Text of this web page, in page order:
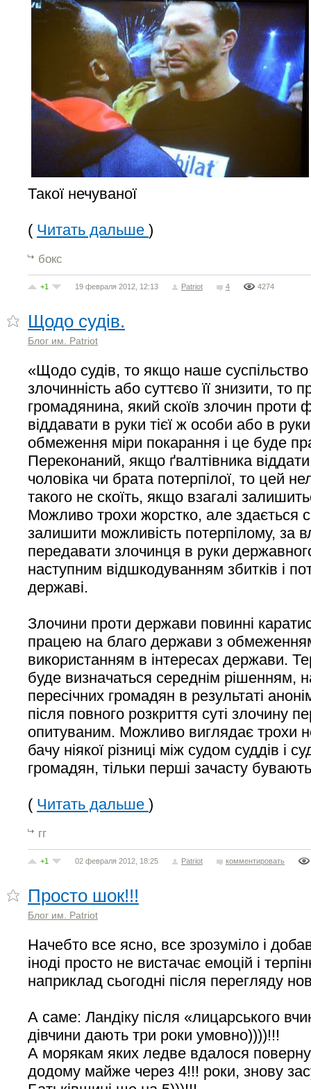
Такої нечуваної
( Читать дальше )
бокс
+1 19 февраля 2012, 12:13 Patriot 4 4274
Щодо судів.
Блог им. Patriot
«Щодо судів, то якщо наше
злочинність або суттєво її знизити, то
громадянина, який скоїв злочин проти
віддавати в руки тієї ж особи або в руки
обмеження міри покарання і це буде
Переконаний, якщо ґвалтівника
чоловіка чи брата потерпілої, то цей
такого не скоїть, якщо взагалі
Можливо трохи жорстко, але здається
залишити можливість потерпілому, за
передавати злочинця в руки
наступним відшкодуванням збитків і
державі.
Злочини проти держави повинні
працею на благо держави з
використанням в інтересах держави.
буде визначаться середнім рішенням,
пересічних громадян в результаті
після повного розкриття суті злочину
опитуваним. Можливо виглядає трохи
бачу ніякої різниці між судом суддів і
громадян, тільки перші зачасту бувають
( Читать дальше )
гг
+1 02 февраля 2012, 18:25 Patriot комментировать
Просто шок!!!
Блог им. Patriot
Начебто все ясно, все зрозуміло і
іноді просто не вистачає емоцій і
наприклад сьогодні після перегляду
А саме: Ландіку після «лицарського
дівчини дають три роки умовно))))!!!
А морякам яких ледве вдалося
додому майже через 4!!! роки, знову